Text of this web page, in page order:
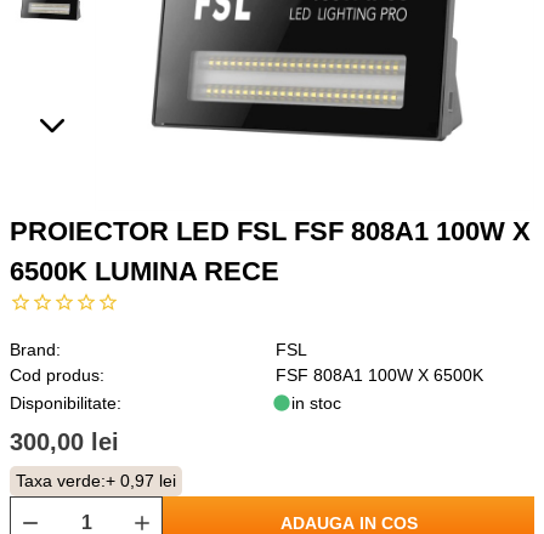
PROIECTOR LED FSL FSF 808A1 100W X
6500K LUMINA RECE
Brand:
FSL
Cod produs:
FSF 808A1 100W X 6500K
Disponibilitate:
in stoc
300,00 lei
Taxa verde:+ 0,97 lei
ADAUGA IN COS